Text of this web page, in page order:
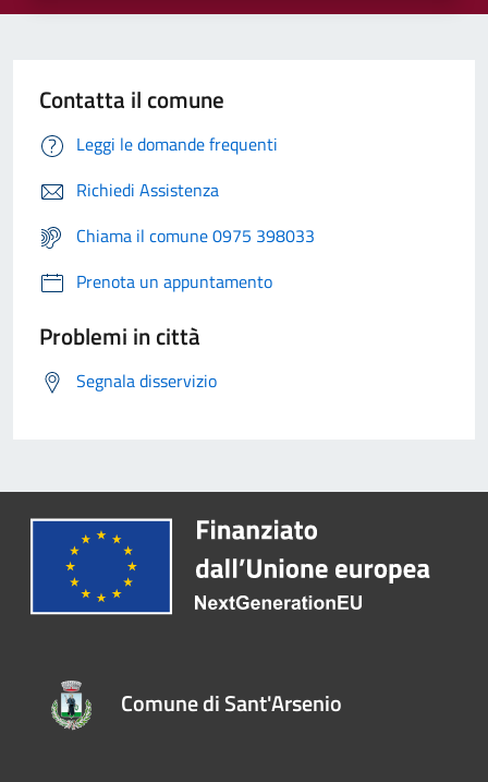
Contatta il comune
Leggi le domande frequenti
Richiedi Assistenza
Chiama il comune 0975 398033
Prenota un appuntamento
Problemi in città
Segnala disservizio
Comune di Sant'Arsenio